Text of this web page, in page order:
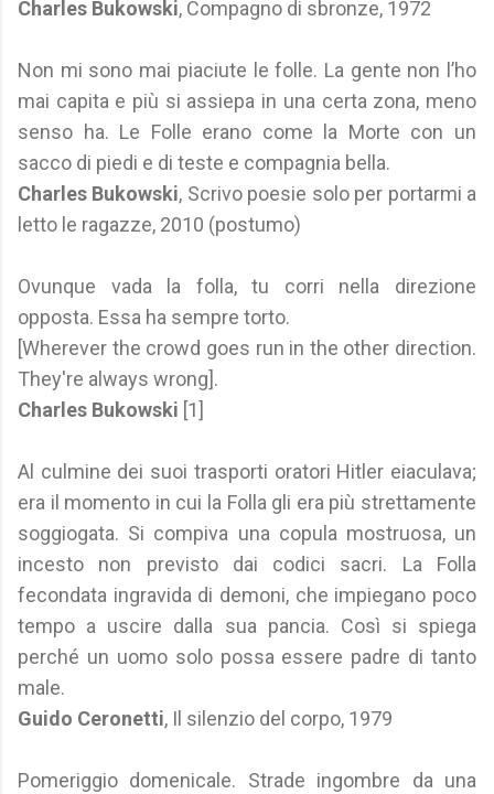
Charles Bukowski, Compagno di sbronze, 1972
Non mi sono mai piaciute le folle. La gente non l’ho
mai capita e più si assiepa in una certa zona, meno
senso ha. Le Folle erano come la Morte con un
sacco di piedi e di teste e compagnia bella.
Charles Bukowski, Scrivo poesie solo per portarmi a
letto le ragazze, 2010 (postumo)
Ovunque vada la folla, tu corri nella direzione
opposta. Essa ha sempre torto.
[Wherever the crowd goes run in the other direction.
They're always wrong].
Charles Bukowski [1]
Al culmine dei suoi trasporti oratori Hitler eiaculava;
era il momento in cui la Folla gli era più strettamente
soggiogata. Si compiva una copula mostruosa, un
incesto non previsto dai codici sacri. La Folla
fecondata ingravida di demoni, che impiegano poco
tempo a uscire dalla sua pancia. Così si spiega
perché un uomo solo possa essere padre di tanto
male.
Guido Ceronetti, Il silenzio del corpo, 1979
Pomeriggio domenicale. Strade ingombre da una